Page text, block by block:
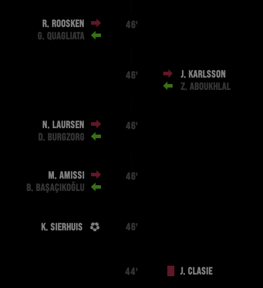
R. ROOSKEN
G. QUAGLIATA
46'
46'
J. KARLSSON
Z. ABOUKHLAL
N. LAURSEN
D. BURGZORG
46'
M. AMISSI
B. BAŞAÇIKOĞLU
46'
K. SIERHUIS 46'
44' J. CLASIE